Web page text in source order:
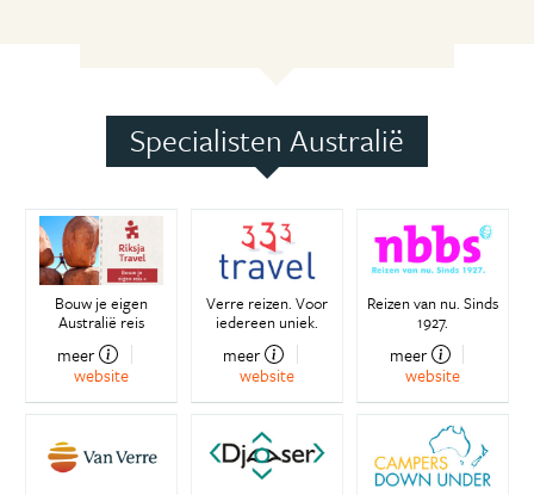
Specialisten Australië
Bouw je eigen
Australië reis
meer
website
Verre reizen. Voor
iedereen uniek.
meer
website
Reizen van nu. Sinds
1927.
meer
website